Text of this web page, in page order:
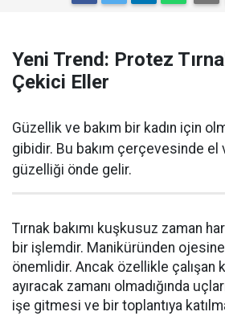
Yeni Trend: Protez
Çekici Eller
Güzellik ve bakım bir kadın için
gibidir. Bu bakım çerçevesinde el
güzelliği önde gelir.
Tırnak bakımı kuşkusuz zaman
bir işlemdir. Maniküründen
önemlidir. Ancak özellikle çalışan
ayıracak zamanı olmadığında
işe gitmesi ve bir toplantıya